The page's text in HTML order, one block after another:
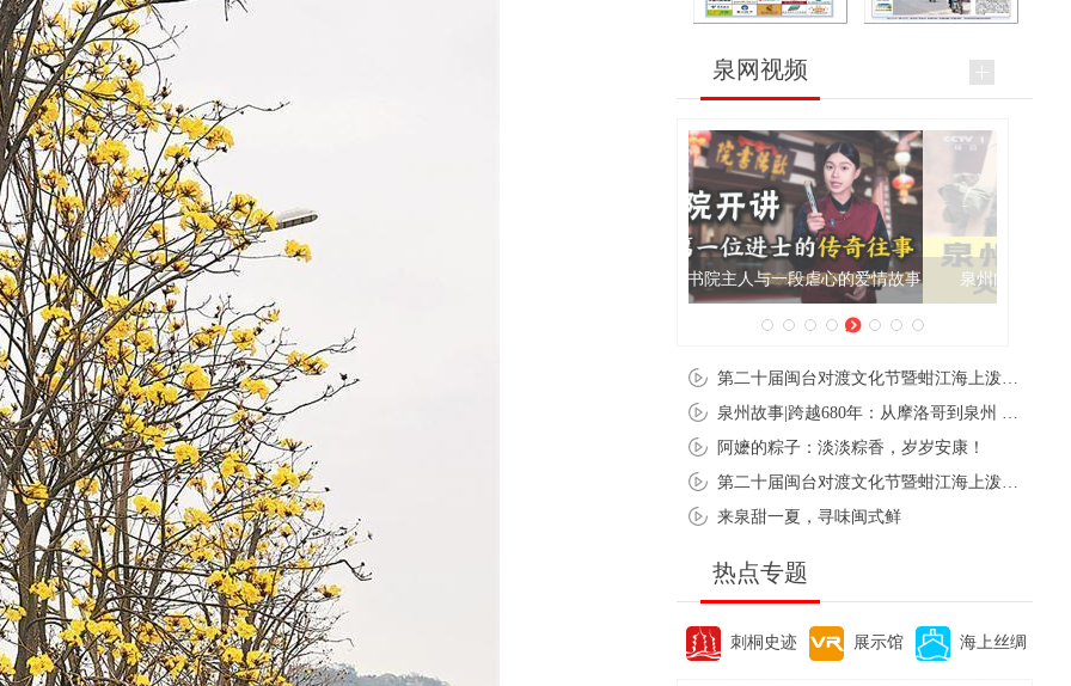
泉网视频
泉州肉粽亮相央视《新闻联播》
阿嬷的粽子：淡淡粽香，岁岁安康！
来泉甜一夏，寻味闽式鲜
热点专题
刺桐史迹 展示馆 海上丝绸